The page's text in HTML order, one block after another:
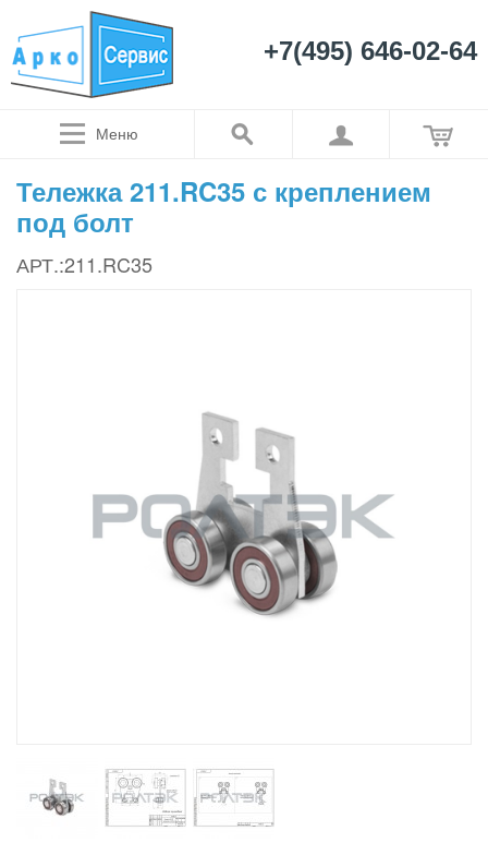
+7(495) 646-02-64
Меню
Тележка 211.RC35 с креплением
под болт
АРТ.:211.RC35